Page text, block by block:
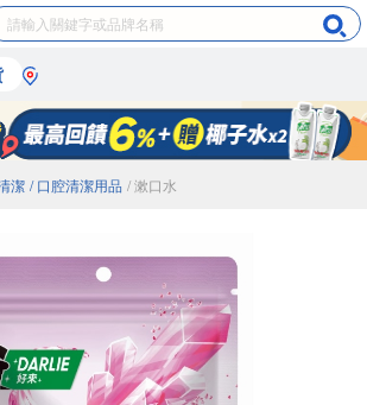
潔 / 口腔清潔用品 / 漱口水